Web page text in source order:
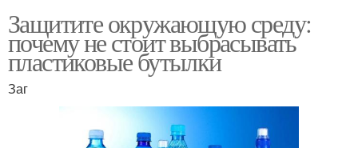
Защитите окружающую среду:
почему не стоит выбрасывать
пластиковые бутылки
Заг